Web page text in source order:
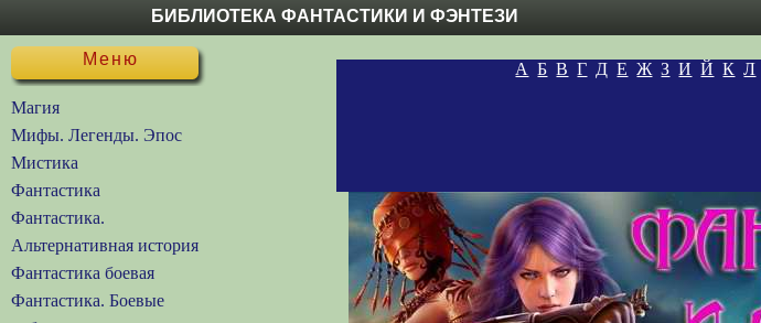
БИБЛИОТЕКА ФАНТАСТИКИ И ФЭНТЕЗИ
Меню
Магия
Мифы. Легенды. Эпос
Мистика
Фантастика
Фантастика.
Альтернативная история
Фантастика боевая
Фантастика. Боевые
А Б В Г Д Е Ж З И Й К Л